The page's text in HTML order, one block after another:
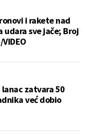
i rakete nad
udara sve jače; Broj
zatvara 50
već dobio